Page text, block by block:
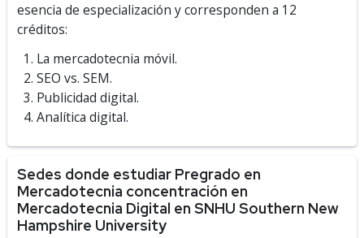
esencia de especialización y corresponden a 12
créditos:
La mercadotecnia móvil.
SEO vs. SEM.
Publicidad digital.
Analítica digital.
Sedes donde estudiar Pregrado en
Mercadotecnia concentración en
Mercadotecnia Digital en SNHU Southern New
Hampshire University